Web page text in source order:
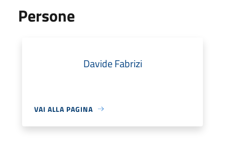
Persone
Davide Fabrizi
VAI ALLA PAGINA